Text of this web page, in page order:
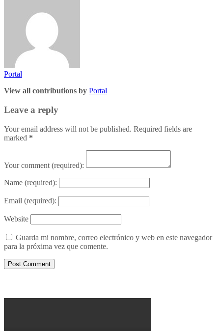
Portal
View all contributions by Portal
Leave a reply
Your email address will not be published. Required fields are
marked *
Your comment (required):
Name (required):
Email (required):
Website
Guarda mi nombre, correo electrónico y web en este navegador
para la próxima vez que comente.